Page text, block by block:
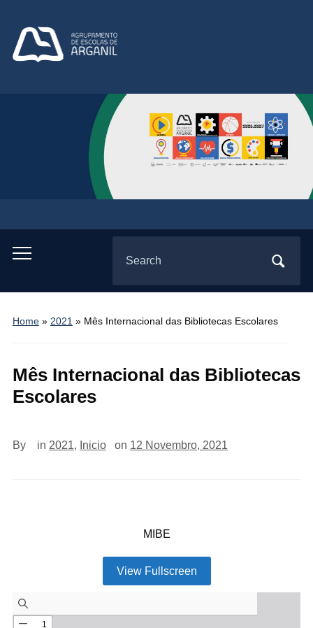
Toggle
menu
for:
Home» 2021 » Mês Internacional das Bibliotecas Escolares
Mês Internacional das Bibliotecas
Escolares
By in 2021, Inicio on 12 Novembro, 2021
MIBE
View Fullscreen